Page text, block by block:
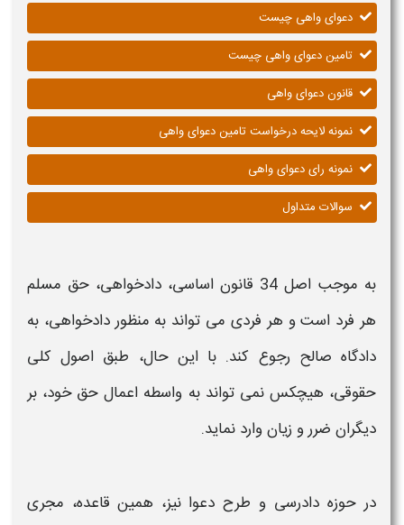
دعوای واهی چیست
تامین دعوای واهی چیست
قانون دعوای واهی
نمونه لایحه درخواست تامین دعوای واهی
نمونه رای دعوای واهی
سوالات متداول
به موجب اصل 34 قانون اساسی، دادخواهی، حق مسلم
هر فرد است و هر فردی می تواند به منظور دادخواهی، به
دادگاه صالح رجوع کند. با این حال، طبق اصول کلی
حقوقی، هیچکس نمی تواند به واسطه اعمال حق خود، بر
دیگران ضرر و زیان وارد نماید.
در حوزه دادرسی و طرح دعوا نیز، همین قاعده، مجری